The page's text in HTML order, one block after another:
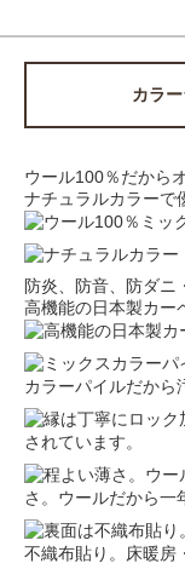
カラ
ウール100％だから
ナチュラルカラーで
防炎、防音、防ダニ
高機能の日本製カー
カラーパイルだから
されています。
さ。ウールだから一
不織布貼り。床暖房